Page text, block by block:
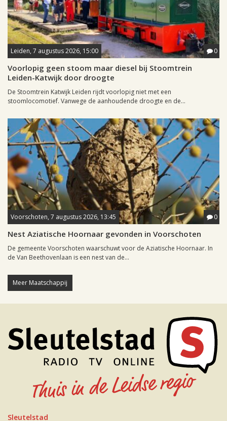
Leiden, 7 augustus 2026, 15:00 0
Voorlopig geen stoom maar diesel bij Stoomtrein
Leiden-Katwijk door droogte
De Stoomtrein Katwijk Leiden rijdt voorlopig niet met een
stoomlocomotief. Vanwege de aanhoudende droogte en de...
Voorschoten, 7 augustus 2026, 13:45 0
Nest Aziatische Hoornaar gevonden in Voorschoten
De gemeente Voorschoten waarschuwt voor de Aziatische Hoornaar. In
de Van Beethovenlaan is een nest van de...
Meer Maatschappij
Sleutelstad